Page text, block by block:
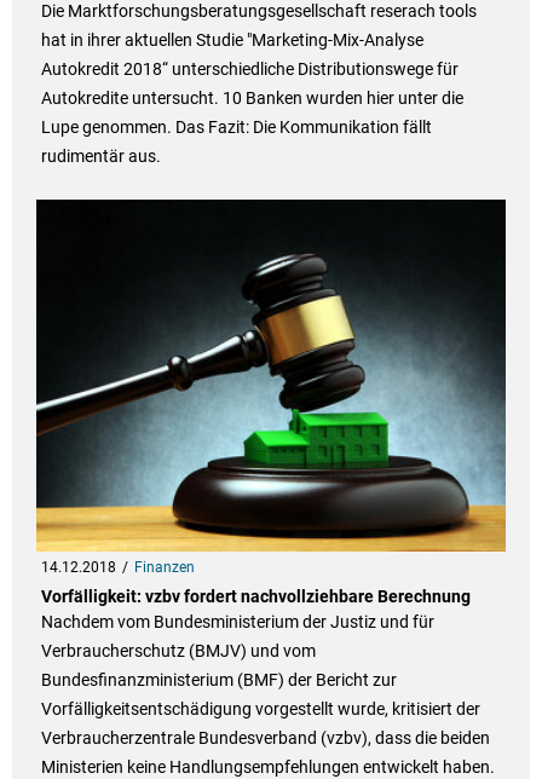
Die Marktforschungsberatungsgesellschaft reserach tools
hat in ihrer aktuellen Studie "Marketing-Mix-Analyse
Autokredit 2018“ unterschiedliche Distributionswege für
Autokredite untersucht. 10 Banken wurden hier unter die
Lupe genommen. Das Fazit: Die Kommunikation fällt
rudimentär aus.
14.12.2018 Finanzen
Vorfälligkeit: vzbv fordert nachvollziehbare Berechnung
Nachdem vom Bundesministerium der Justiz und für
Verbraucherschutz (BMJV) und vom
Bundesfinanzministerium (BMF) der Bericht zur
Vorfälligkeitsentschädigung vorgestellt wurde, kritisiert der
Verbraucherzentrale Bundesverband (vzbv), dass die beiden
Ministerien keine Handlungsempfehlungen entwickelt haben.